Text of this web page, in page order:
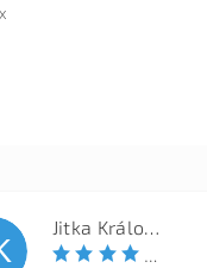
Jitka Královcová